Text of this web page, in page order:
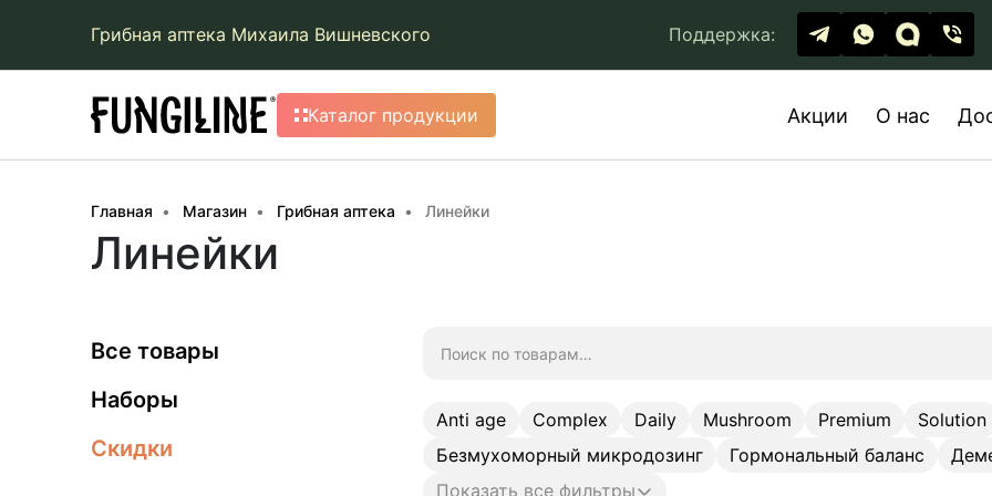
Грибная аптека Михаила Вишневского Поддержка:
Каталог продукции Акции О нас
Главная Магазин Грибная аптека Линейки
Линейки
Anti age Complex Daily Mushroom Premium Solution
Безмухоморный микродозинг
Гормональный баланс
Показать все фильтры
Все товары
Наборы
Скидки